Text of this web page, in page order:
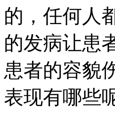
的，任何人
的发病让患
患者的容貌
表现有哪些